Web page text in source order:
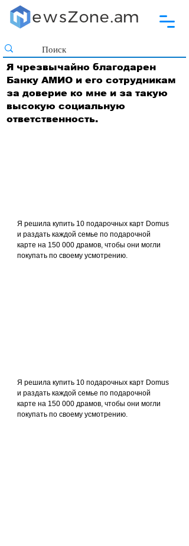
Я чрезвычайно благодарен
Банку АМИО и его сотрудникам
за доверие ко мне и за такую
высокую социальную
ответственность.
Я решила купить 10 подарочных карт Domus
и раздать каждой семье по подарочной
карте на 150 000 драмов, чтобы они могли
покупать по своему усмотрению.
Я решила купить 10 подарочных карт Domus
и раздать каждой семье по подарочной
карте на 150 000 драмов, чтобы они могли
покупать по своему усмотрению.